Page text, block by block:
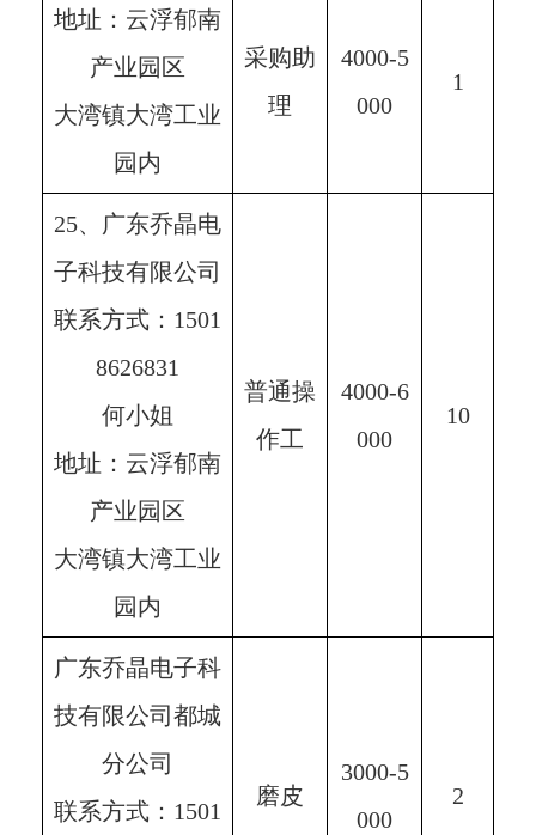
地址：云浮郁南
产业园区
大湾镇大湾工业
园内
采购助
理
4000-5
000
1
25、广东乔晶电
子科技有限公司
联系方式：1501
8626831
何小姐
地址：云浮郁南
产业园区
大湾镇大湾工业
园内
普通操
作工
4000-6
000
10
广东乔晶电子科
技有限公司都城
分公司
联系方式：1501
磨皮
3000-5
000
2